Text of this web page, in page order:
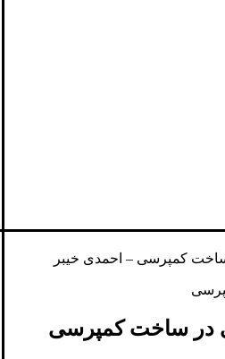
کمپرسی – احمدی خیبر
در ساخت کمپرسی